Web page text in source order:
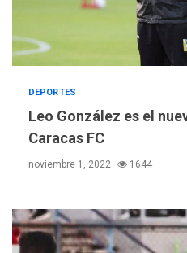
DEPORTES
Leo González es el
Caracas FC
noviembre 1, 2022 1644
3
La